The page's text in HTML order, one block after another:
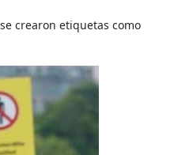
crearon etiquetas como